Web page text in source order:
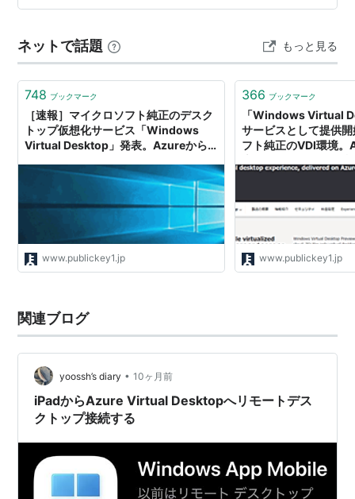
構築するための設定を中心に解説し、AVDそのものの構
主なメリット なぜADなしでSMBアク…
ネットで話題 もっと見る
748 ブックマーク
［速報］マイクロソフト純正のデスク
トップ仮想化サービス「Windows
Virtual Desktop」発表。Azureから
Ignite 2018
www.publickey1.jp
366 ブックマーク
「Windows Virtual
サービスとして提供
フト純正のVDI環境
www.publickey1.jp
関連ブログ
yoossh’s diary • 10ヶ月前
iPadからAzure Virtual Desktopへリモートデス
クトップ接続する